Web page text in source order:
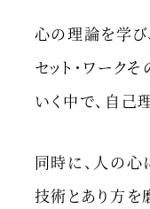
心の理論を学び
セット・ワーク
いく中で、自己
同時に、人の
技術とあり方を